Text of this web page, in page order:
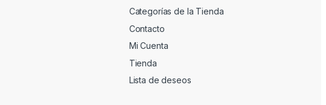
Categorías de la Tienda
Contacto
Mi Cuenta
Tienda
Lista de deseos